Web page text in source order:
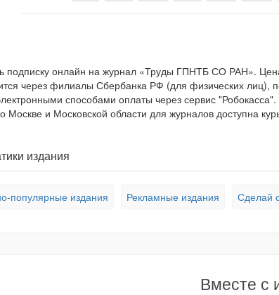
подписку онлайн на журнал «Труды ГПНТБ СО РАН».
через филиалы Сбербанка РФ (для физических лиц),
способами оплаты через сервис
Москве и Московской области для журналов доступна
издания
популярные издания Рекламные издания Сделай
Вместе с